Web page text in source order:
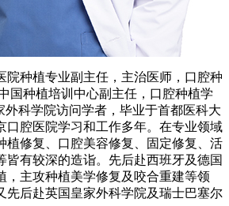
种植专业副主任，主治医师，口腔种
国种植培训中心副主任，口腔种植学
科学院访问学者，毕业于首都医科大
口腔医院学习和工作多年。在专业领域
植修复、口腔美容修复、固定修复、活
皆有较深的造诣。先后赴西班牙及德国
，主攻种植美学修复及咬合重建等领
先后赴英国皇家外科学院及瑞士巴塞尔